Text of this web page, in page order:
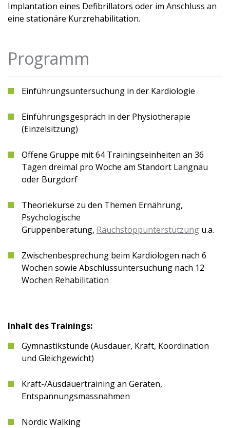
Implantation eines Defibrillators oder im Anschluss an
eine stationäre Kurzrehabilitation.
Programm
Einführungsuntersuchung in der Kardiologie
Einführungsgespräch in der Physiotherapie
(Einzelsitzung)
Offene Gruppe mit 64 Trainingseinheiten an 36
Tagen dreimal pro Woche am Standort Langnau
oder Burgdorf
Theoriekurse zu den Themen Ernährung,
Psychologische
Gruppenberatung, Rauchstoppunterstützung u.a.
Zwischenbesprechung beim Kardiologen nach 6
Wochen sowie Abschlussuntersuchung nach 12
Wochen Rehabilitation
Inhalt des Trainings:
Gymnastikstunde (Ausdauer, Kraft, Koordination
und Gleichgewicht)
Kraft-/Ausdauertraining an Geräten,
Entspannungsmassnahmen
Nordic Walking